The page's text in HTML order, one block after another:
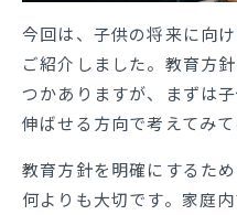
今回は、子供の将来に向
ご紹介しました。教育方
つかありますが、まずは
伸ばせる方向で考えてみ
教育方針を明確にするた
何よりも大切です。家庭